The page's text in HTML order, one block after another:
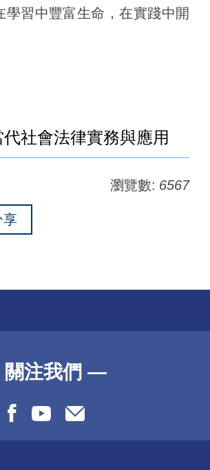
學習中豐富生命，在實踐中開
社會法律實務與應用
瀏覽數: 6567
享
關注我們 —